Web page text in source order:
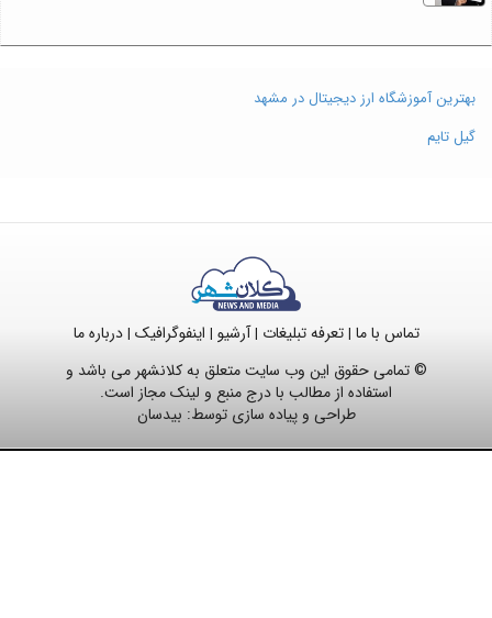
بهترین آموزشگاه ارز دیجیتال در مشهد
گیل تایم
تماس با ما |تعرفه تبلیغات |آرشیو | اینفوگرافیک |درباره ما
© تمامی حقوق این وب سایت متعلق به کلانشهر می باشد و
استفاده از مطالب با درج منبع و لینک مجاز است.
طراحی و پیاده سازی توسط: بیدسان